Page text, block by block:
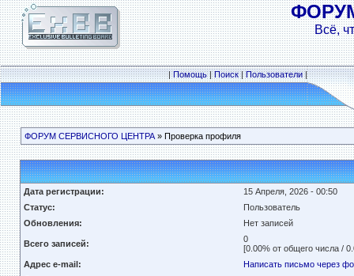
Всё,
|Помощь|Поиск|Пользователи|
ФОРУМ СЕРВИСНОГО ЦЕНТРА» Проверка профиля
Дата регистрации:
15 Апреля, 2026 - 00:50
Статус:
Пользователь
Обновления:
Нет записей
Всего записей:
0
[0.00% от общего числа /
Адрес e-mail:
Написать письмо через